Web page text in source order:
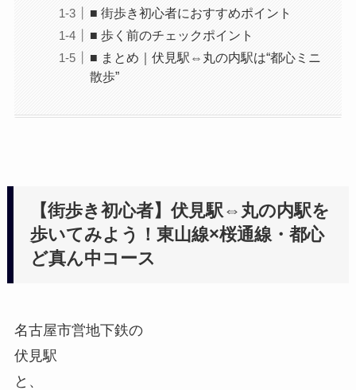
■ 街歩き初心者におすすめポイント
■ 歩く前のチェックポイント
■ まとめ｜伏見駅⇔丸の内駅は“都心ミニ
散歩”
【街歩き初心者】伏見駅⇔丸の内駅を
歩いてみよう！東山線×桜通線・都心
ど真ん中コース
名古屋市営地下鉄の
伏見駅
と、